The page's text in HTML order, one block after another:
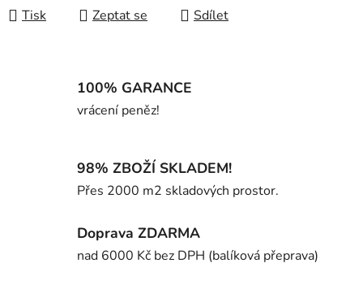
Tisk Zeptat se Sdílet
100% GARANCE
vrácení peněz!
98% ZBOŽÍ SKLADEM!
Přes 2000 m2 skladových prostor.
Doprava ZDARMA
nad 6000 Kč bez DPH (balíková přeprava)